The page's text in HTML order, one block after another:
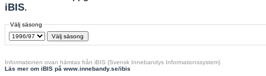
iBIS.
Välj säsong
Informationen ovan hämtas från iBIS (Svensk Innebandys Informationssystem)
Läs mer om iBIS på www.innebandy.se/ibis